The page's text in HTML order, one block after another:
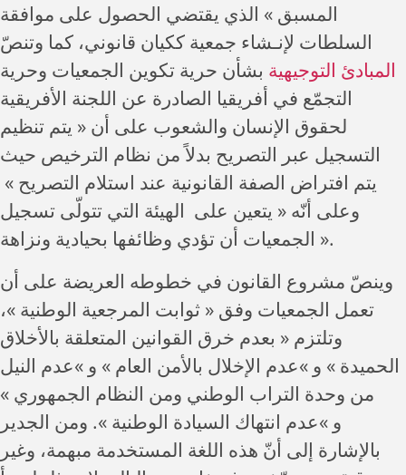
المسبق » الذي يقتضي الحصول على موافقة
السلطات لإنـشاء جمعية ككيان قانوني، كما وتنصّ
المبادئ التوجيهية بشأن حرية تكوين الجمعيات وحرية
التجمّع في أفريقيا الصادرة عن اللجنة الأفريقية
لحقوق الإنسان والشعوب على أن « يتم تنظيم
التسجيل عبر التصريح بدلاً من نظام الترخيص حيث
يتم افتراض الصفة القانونية عند استلام التصريح »
وعلى أنّه « يتعين على الهيئة التي تتولّى تسجيل
الجمعيات أن تؤدي وظائفها بحيادية ونزاهة ».
وينصّ مشروع القانون في خطوطه العريضة على أن
تعمل الجمعيات وفق « ثوابت المرجعية الوطنية »،
وتلتزم « بعدم خرق القوانين المتعلقة بالأخلاق
الحميدة » و »عدم الإخلال بالأمن العام » و »عدم النيل
من وحدة التراب الوطني ومن النظام الجمهوري »
و »عدم انتهاك السيادة الوطنية ». ومن الجدير
بالإشارة إلى أنّ هذه اللغة المستخدمة مبهمة، وغير